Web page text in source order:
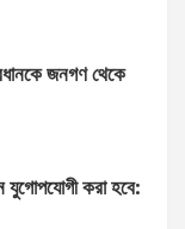
জনগণ থেকে
যুগোপযোগী করা হবে: